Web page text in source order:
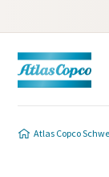
Atlas Copco